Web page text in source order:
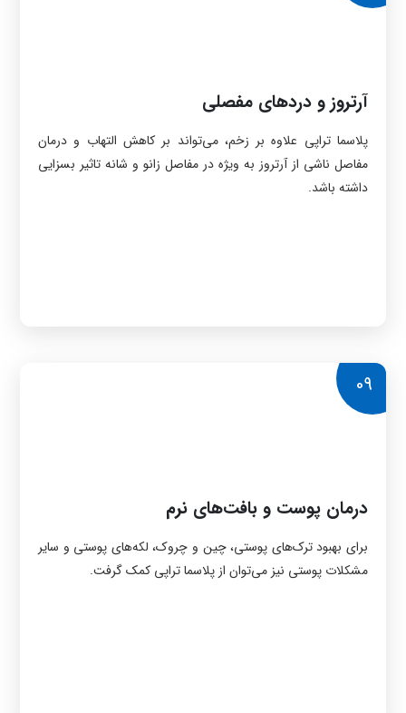
آرتروز و دردهای مفصلی
پلاسما تراپی علاوه بر زخم، می‌تواند بر کاهش التهاب و درمان
مفاصل ناشی از آرتروز به ویژه در مفاصل زانو و شانه تاثیر بسزایی
داشته باشد.
09
درمان پوست و بافت‌های نرم
برای بهبود ترک‌های پوستی، چین و چروک، لکه‌های پوستی و سایر
مشکلات پوستی نیز می‌توان از پلاسما تراپی کمک گرفت.